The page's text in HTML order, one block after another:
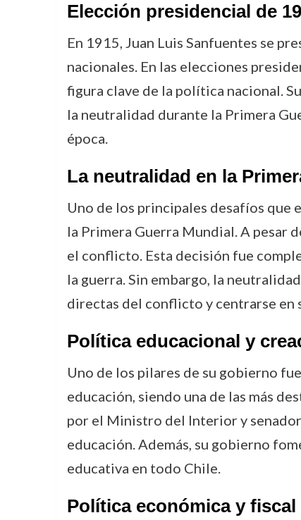
Elección presidencial de
En 1915, Juan Luis Sanfuentes se
nacionales. En las elecciones
figura clave de la política nacional.
la neutralidad durante la Primera
época.
La neutralidad en la
Uno de los principales desafíos que
la Primera Guerra Mundial. A pesar
el conflicto. Esta decisión fue
la guerra. Sin embargo, la
directas del conflicto y centrarse en
Política educacional y
Uno de los pilares de su gobierno
educación, siendo una de las más
por el Ministro del Interior y
educación. Además, su gobierno
educativa en todo Chile.
Política económica y fiscal